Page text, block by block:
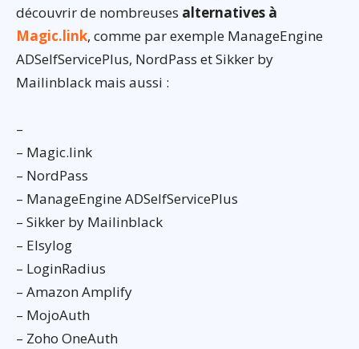
découvrir de nombreuses alternatives à
Magic.link, comme par exemple ManageEngine
ADSelfServicePlus, NordPass et Sikker by
Mailinblack mais aussi :
–
– Magic.link
– NordPass
– ManageEngine ADSelfServicePlus
– Sikker by Mailinblack
– Elsylog
– LoginRadius
– Amazon Amplify
– MojoAuth
– Zoho OneAuth